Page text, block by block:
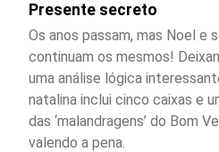
Presente secreto
Os anos passam, mas Noel e
continuam os mesmos!
uma análise lógica
natalina inclui cinco caixas e
das ‘malandragens’ do Bom
valendo a pena.